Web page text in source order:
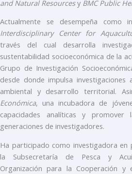
and Natural Resourcesy BMC Public
Actualmente se desempeña como
Interdisciplinary Center for
través del cual desarrolla
sustentabilidad socioeconómica de la
Grupo de Investigación
desde donde impulsa investigaciones
ambiental y desarrollo territorial.
Económica, una incubadora de
capacidades analíticas y
generaciones de investigadores.
Ha participado como investigadora
la Subsecretaría de Pesca y
Organización para la Cooperación y